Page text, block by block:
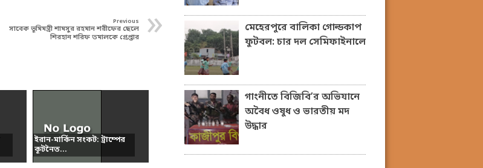
»
Previous
সাবেক ভূমিমন্ত্রী শামসুর রহমান শরীফের ছেলে
শিরহান শরিফ তমালকে গ্রেপ্তার
ইরান-মার্কিন সংকট: ট্রাম্পের
কূটনৈত...
মেহেরপুরে বালিকা গোল্ডকাপ
ফুটবল: চার দল সেমিফাইনালে
গাংনীতে বিজিবি’র অভিযানে
অবৈধ ওষুধ ও ভারতীয় মদ
উদ্ধার